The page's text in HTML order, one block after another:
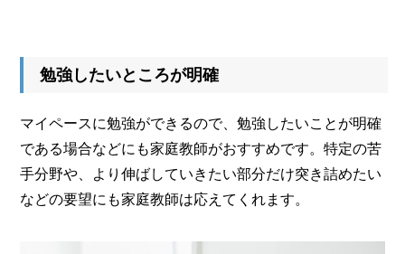
勉強したいところが明確
マイペースに勉強ができるので、勉強したいことが明確
である場合などにも家庭教師がおすすめです。特定の苦
手分野や、より伸ばしていきたい部分だけ突き詰めたい
などの要望にも家庭教師は応えてくれます。